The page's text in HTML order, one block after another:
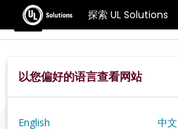
探索 UL Solutions
基准测试
Home Zh Hans Compare
以您偏好的语言查看网站
English
中文